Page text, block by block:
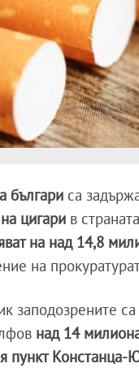
българи са
цигари в
на над 14,8
на
заподозрените
над 14
пункт Констанца-